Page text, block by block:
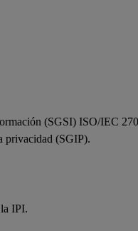
(SGSI) ISO/IEC
privacidad (SGIP).
IPI.